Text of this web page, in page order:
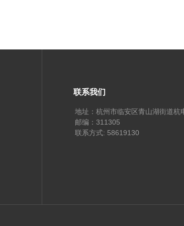
联系我们
地址：杭州市临安区青山湖街道杭
邮编：311305
联系方式: 58619130